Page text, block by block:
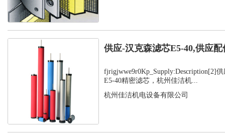
供应-汉克森滤芯E5-40,供应配
fjrigjwwe9r0Kp_Supply:Description[2]
E5-40精密滤芯，杭州佳洁机...
杭州佳洁机电设备有限公司